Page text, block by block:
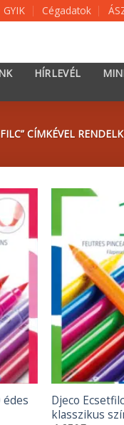
GYIK Cégadatok
HÍRLEVÉL
CÍMKÉVEL
Djeco
klasszikus